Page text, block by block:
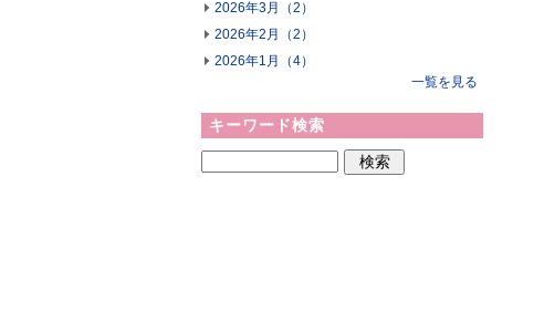
2026年3月（2）
2026年2月（2）
2026年1月（4）
一覧を見る
キーワード検索